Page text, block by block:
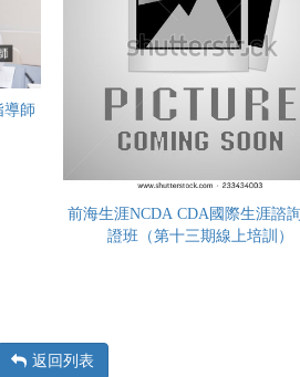
導師
前海生涯NCDA CDA國際生涯諮
證班（第十三期線上培訓）
返回列表